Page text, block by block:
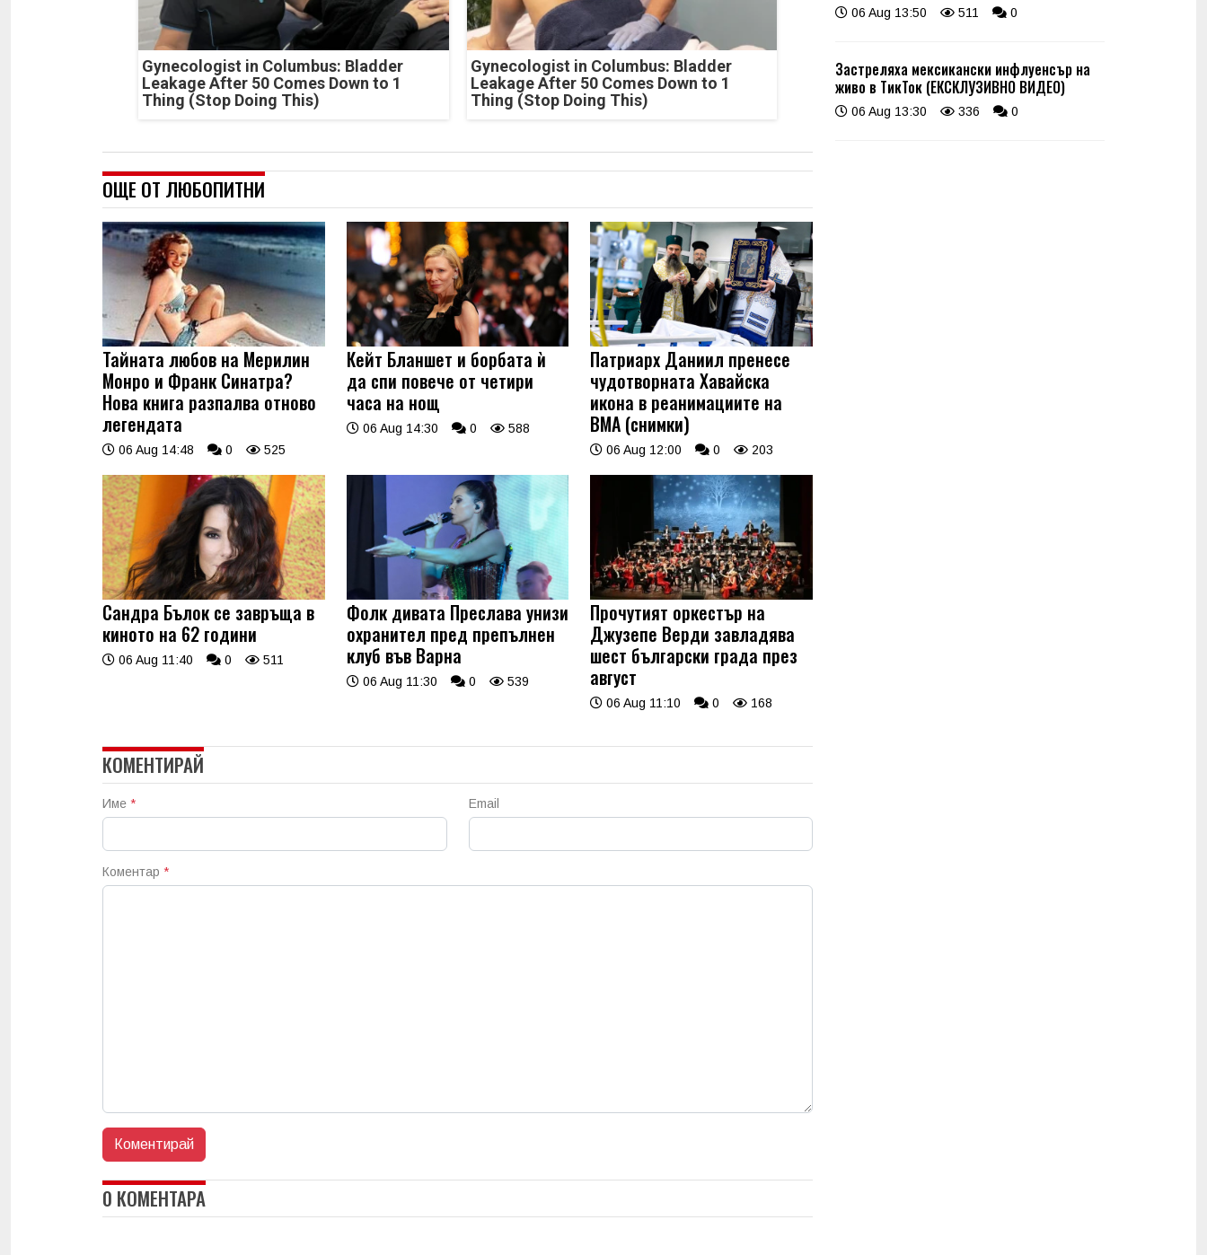
Gynecologist in Columbus: Bladder
Leakage After 50 Comes Down to 1
Thing (Stop Doing This)
Gynecologist in Columbus: Bladder
Leakage After 50 Comes Down to 1
Thing (Stop Doing This)
ОЩЕ ОТ ЛЮБОПИТНИ
Тайната любов на Мерилин
Монро и Франк Синатра?
Нова книга разпалва отново
легендата
06 Aug 14:48 0 525
Кейт Бланшет и борбата ѝ
да спи повече от четири
часа на нощ
06 Aug 14:30 0 588
Патриарх Даниил пренесе
чудотворната Хавайска
икона в реанимациите на
ВМА (снимки)
06 Aug 12:00 0 203
Сандра Бълок се завръща в
киното на 62 години
06 Aug 11:40 0 511
Фолк дивата Преслава унизи
охранител пред препълнен
клуб във Варна
06 Aug 11:30 0 539
Прочутият оркестър на
Джузепе Верди завладява
шест български града през
август
06 Aug 11:10 0 168
КОМЕНТИРАЙ
Име * Email
Коментар *
0 КОМЕНТАРА
06 Aug 13:50 511 0
Застреляха мексикански инфлуенсър на
живо в ТикТок (ЕКСКЛУЗИВНО ВИДЕО)
06 Aug 13:30 336 0